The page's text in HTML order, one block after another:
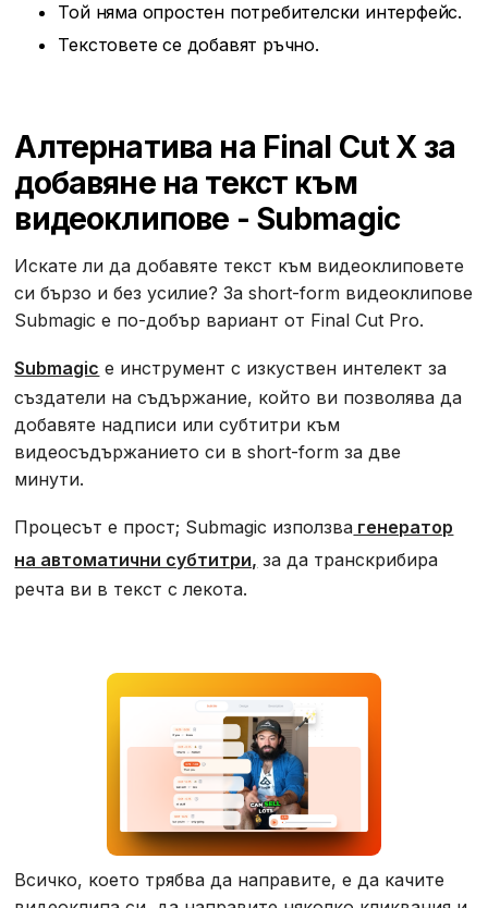
Той няма опростен потребителски интерфейс.
Текстовете се добавят ръчно.
Алтернатива на Final Cut X за
добавяне на текст към
видеоклипове - Submagic
Искате ли да добавяте текст към видеоклиповете
си бързо и без усилие? За short-form видеоклипове
Submagic е по-добър вариант от Final Cut Pro.
Submagic е инструмент с изкуствен интелект за
създатели на съдържание, който ви позволява да
добавяте надписи или субтитри към
видеосъдържанието си в short-form за две
минути.
Процесът е прост; Submagic използва генератор
на автоматични субтитри, за да транскрибира
речта ви в текст с лекота.
Всичко, което трябва да направите, е да качите